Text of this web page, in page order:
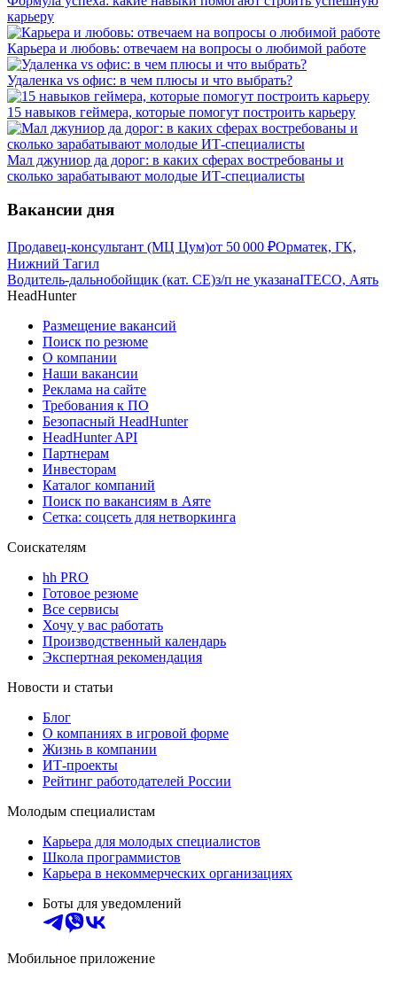
карьеру
Карьера и любовь: отвечаем на вопросы о любимой работе
Удаленка vs офис: в чем плюсы и что выбрать?
15 навыков геймера, которые помогут построить карьеру
Мал джуниор да дорог: в каких сферах востребованы и
сколько зарабатывают молодые ИТ-специалисты
Вакансии дня
Продавец-консультант (МЦ Цум)от 50 000 ₽Орматек, ГК,
Нижний Тагил
Водитель-дальнобойщик (кат. CE)з/п не указанаITECO, Аять
HeadHunter
Размещение вакансий
Поиск по резюме
О компании
Наши вакансии
Реклама на сайте
Требования к ПО
Безопасный HeadHunter
HeadHunter API
Партнерам
Инвесторам
Каталог компаний
Поиск по вакансиям в Аяте
Сетка: соцсеть для нетворкинга
Соискателям
hh PRO
Готовое резюме
Все сервисы
Хочу у вас работать
Производственный календарь
Экспертная рекомендация
Новости и статьи
Блог
О компаниях в игровой форме
Жизнь в компании
ИТ-проекты
Рейтинг работодателей России
Молодым специалистам
Карьера для молодых специалистов
Школа программистов
Карьера в некоммерческих организациях
Боты для уведомлений
Мобильное приложение